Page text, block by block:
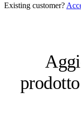
Existing customer?